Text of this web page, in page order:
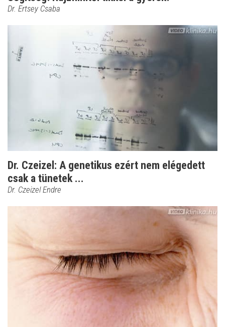
Dr. Ertsey Csaba
Dr. Czeizel: A genetikus ezért nem elégedett
csak a tünetek ...
Dr. Czeizel Endre